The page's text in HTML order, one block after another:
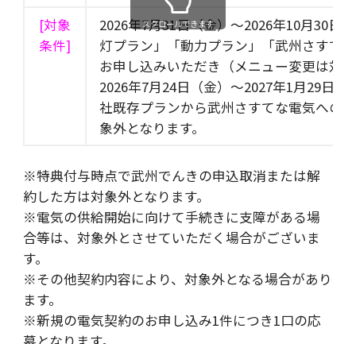
[対象
条件]
2026年7月31日（金）～2026年10月30日
灯プラン」「動力プラン」「武州さすて
お申し込みいただき（メニュー変更は対
2026年7月24日（金）～2027年1月29日（
社既存プランから武州さすてな電気への
象外となります。
スクロールできます
※特典付与時点で武州でんきの申込取消または解
約した方は対象外となります。
※電気の供給開始に向けて手続きに支障がある場
合等は、対象外とさせていただく場合がございま
す。
※その他契約内容により、対象外となる場合があり
ます。
※新規の電気契約のお申し込み1件につき1口の応